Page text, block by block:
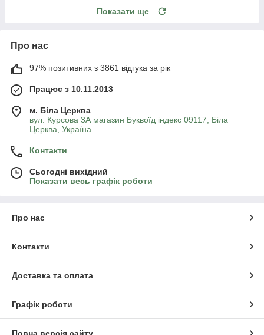
Показати ще
Про нас
97% позитивних з 3861 відгука за рік
Працює з 10.11.2013
м. Біла Церква
вул. Курсова 3А магазин Буквоїд індекс 09117, Біла
Церква, Україна
Контакти
Сьогодні вихідний
Показати весь графік роботи
Про нас
Контакти
Доставка та оплата
Графік роботи